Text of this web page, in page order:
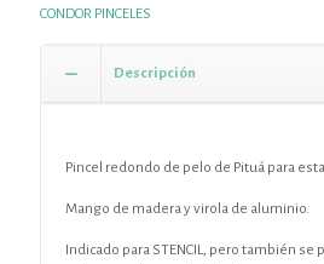
CONDOR PINCELES
Descripción
Pincel redondo de pelo de Pituá para
Mango de madera y virola de aluminio.
Indicado para STENCIL, pero también se